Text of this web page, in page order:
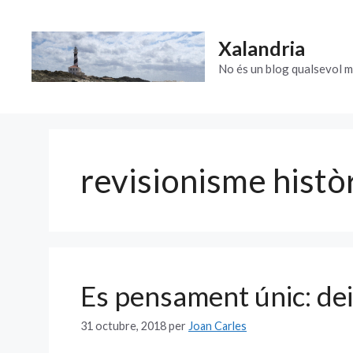
contingut
Xalandria
No és un blog qualsevol
revisionisme
Es pensament únic:
31 octubre, 2018per Joan Carles